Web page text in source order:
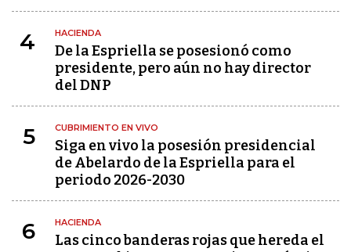
4 HACIENDA
De la Espriella se posesionó como
presidente, pero aún no hay director
del DNP
5 CUBRIMIENTO EN VIVO
Siga en vivo la posesión presidencial
de Abelardo de la Espriella para el
periodo 2026-2030
6 HACIENDA
Las cinco banderas rojas que hereda el